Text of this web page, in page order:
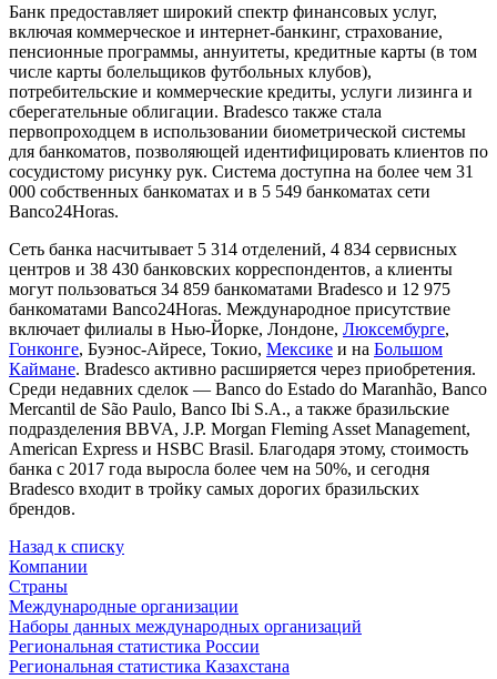
Банк предоставляет широкий спектр финансовых услуг,
включая коммерческое и интернет-банкинг, страхование,
пенсионные программы, аннуитеты, кредитные карты (в том
числе карты болельщиков футбольных клубов),
потребительские и коммерческие кредиты, услуги лизинга и
сберегательные облигации. Bradesco также стала
первопроходцем в использовании биометрической системы
для банкоматов, позволяющей идентифицировать клиентов по
сосудистому рисунку рук. Система доступна на более чем 31
000 собственных банкоматах и в 5 549 банкоматах сети
Banco24Horas.
Сеть банка насчитывает 5 314 отделений, 4 834 сервисных
центров и 38 430 банковских корреспондентов, а клиенты
могут пользоваться 34 859 банкоматами Bradesco и 12 975
банкоматами Banco24Horas. Международное присутствие
включает филиалы в Нью-Йорке, Лондоне, Люксембурге,
Гонконге, Буэнос-Айресе, Токио, Мексике и на Большом
Каймане. Bradesco активно расширяется через приобретения.
Среди недавних сделок — Banco do Estado do Maranhão, Banco
Mercantil de São Paulo, Banco Ibi S.A., а также бразильские
подразделения BBVA, J.P. Morgan Fleming Asset Management,
American Express и HSBC Brasil. Благодаря этому, стоимость
банка с 2017 года выросла более чем на 50%, и сегодня
Bradesco входит в тройку самых дорогих бразильских
брендов.
Назад к списку
Компании
Страны
Международные организации
Наборы данных международных организаций
Региональная статистика России
Региональная статистика Казахстана